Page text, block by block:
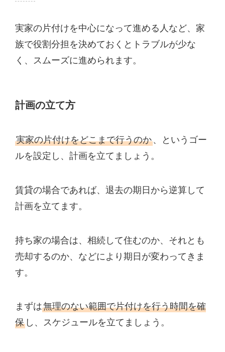
実家の片付けを中心になって進める人など、家
族で役割分担を決めておくとトラブルが少な
く、スムーズに進められます。
計画の立て方
実家の片付けをどこまで行うのか 、というゴー
ルを設定し、計画を立てましょう。
賃貸の場合であれば、退去の期日から逆算して
計画を立てます。
持ち家の場合は、相続して住むのか、それとも
売却するのか、などにより期日が変わってきま
す。
まずは無理のない範囲で片付けを行う時間を確
保 し、スケジュールを立てましょう。